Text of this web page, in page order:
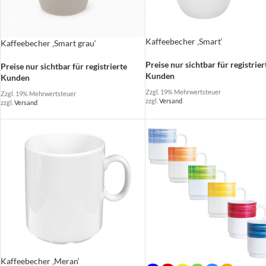
Kaffeebecher ‚Smart grau‘
Preise nur sichtbar für registrierte
Kunden
Zzgl. 19% Mehrwertsteuer
zzgl. Versand
Kaffeebecher ‚Smart‘
Preise nur sichtbar für
Kunden
Zzgl. 19% Mehrwertsteuer
zzgl.Versand
Kaffeebecher ‚Meran‘